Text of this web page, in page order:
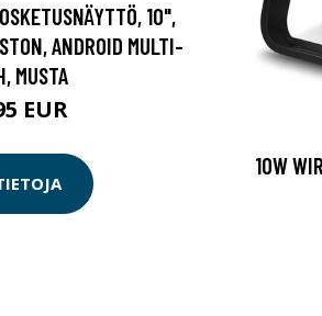
10",
ANDROID MULTI-
MUSTA
EUR
10W